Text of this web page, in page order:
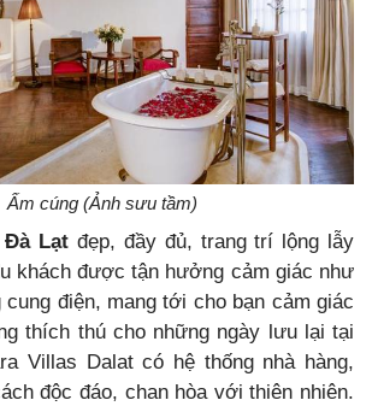
Ấm cúng (Ảnh sưu tầm)
Đà Lạt đẹp, đầy đủ, trang trí lộng lẫy
khách được tận hưởng cảm giác như
điện, mang tới cho bạn cảm giác
thích thú cho những ngày lưu lại tại
Villas Dalat có hệ thống nhà hàng,
độc đáo, chan hòa với thiên nhiên.